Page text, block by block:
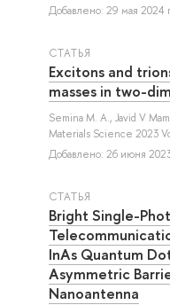
Добавлено: 29 мая 2024
СТАТЬЯ
Excitons and
masses in two-
Semina M. A., Javid V
Materials Science 2023
Добавлено: 26 июня
СТАТЬЯ
Bright Single-
InAs Quantum
Asymmetric
Nanoantenna